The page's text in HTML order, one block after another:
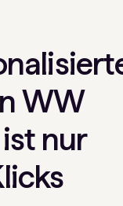
WW
nur